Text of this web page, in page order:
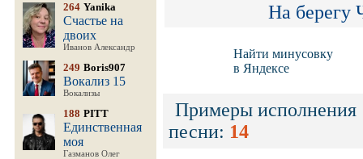
264 Yanika
Счастье на
двоих
Иванов Александр
249 Boris907
Вокализ 15
Вокализы
188 PITT
Единственная
моя
Газманов Олег
На берегу
Найти минусовку
в Яндексе
Примеры исполнения
песни: 14